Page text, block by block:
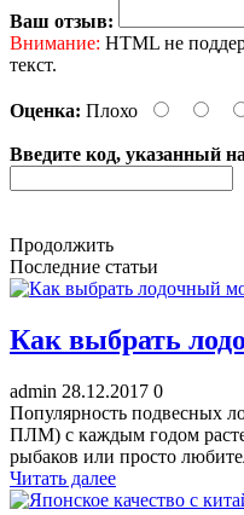
Ваш отзыв:
Внимание: HTML не
текст.
Оценка: Плохо
Введите код, указанный
Продолжить
Последние статьи
Как выбрать
admin 28.12.2017 0
Популярность подвесных
ПЛМ) с каждым годом
рыбаков или просто
Читать далее